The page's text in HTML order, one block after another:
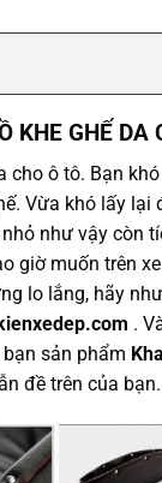
KHE GHẾ DA
cho ô tô. Bạn
Vừa khó lấy lại
như vậy còn
giờ muốn trên
lo lắng, hãy
.
sản phẩm
đề trên của bạn.